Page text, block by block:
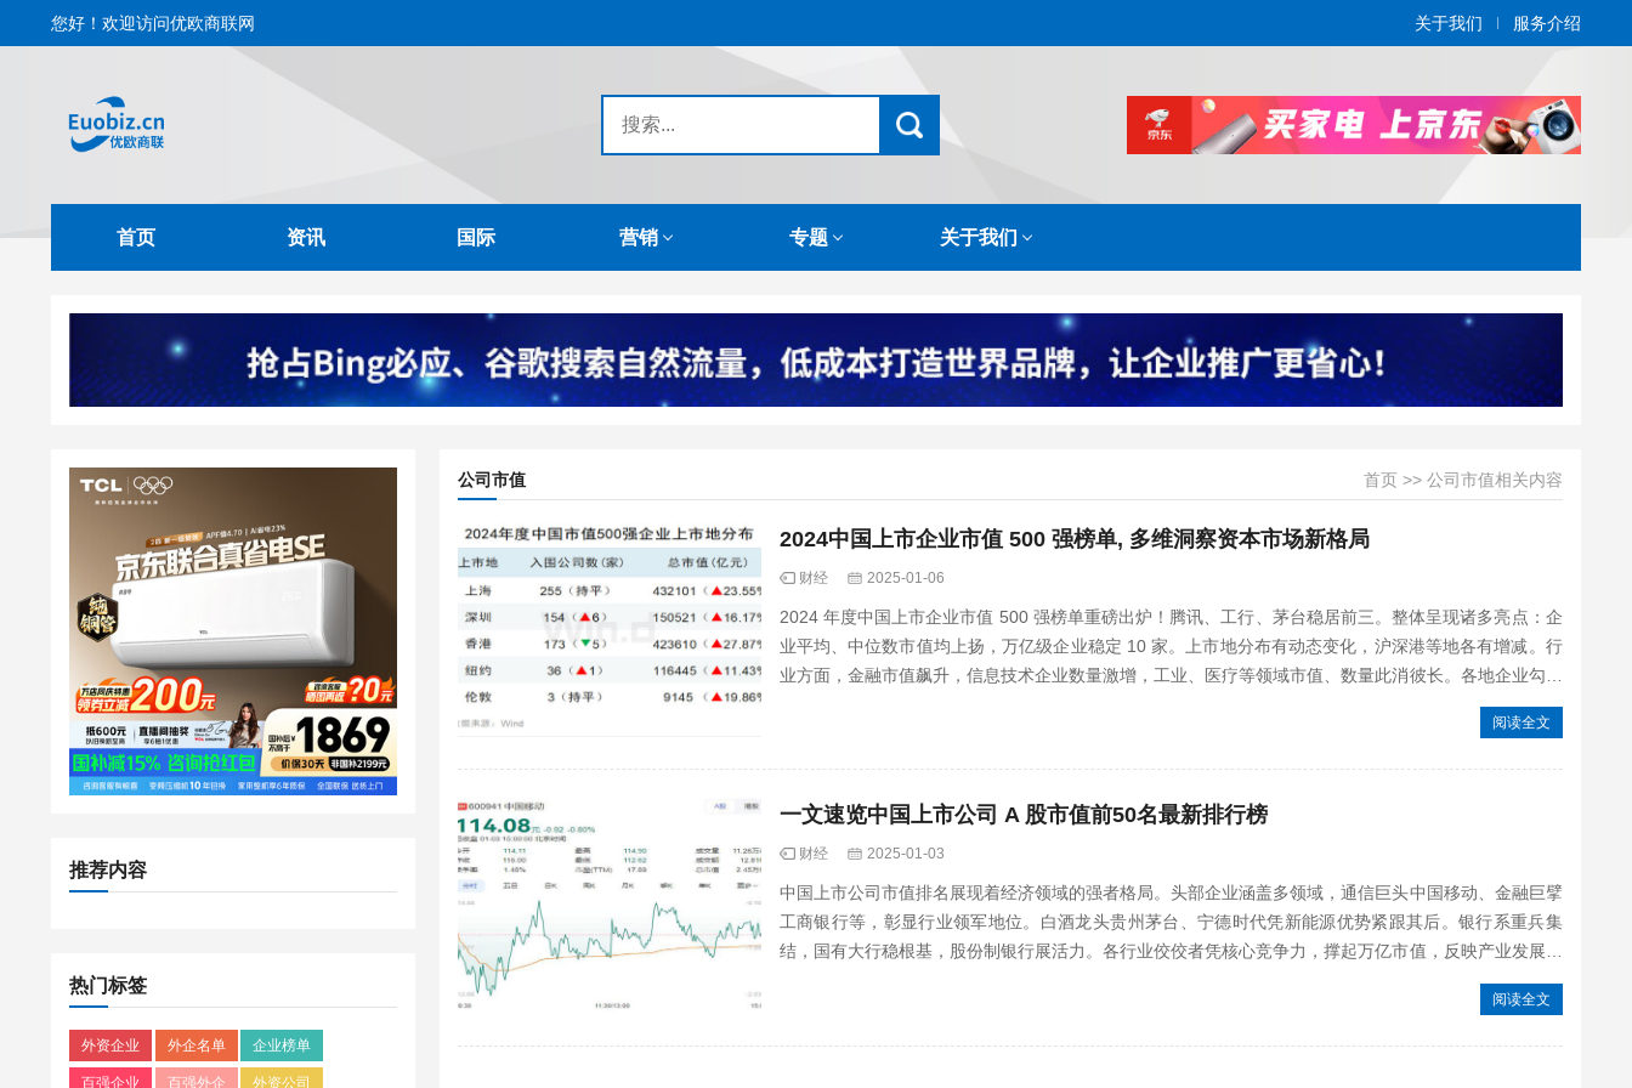
您好！欢迎访问优欧商联网 关于我们 服务介绍
首页 资讯 国际 营销 专题 关于我们
推荐内容
热门标签
外资企业 外企名单 企业榜单
百强企业 百强外企 外资公司
首页 >> 公司市值相关内容
公司市值
2024中国上市企业市值 500 强榜单, 多维洞察资本市场新格局
财经 2025-01-06
2024 年度中国上市企业市值 500 强榜单重磅出炉！腾讯、工行、茅台稳居前三。整体呈现诸多亮点：企
业平均、中位数市值均上扬，万亿级企业稳定 10 家。上市地分布有动态变化，沪深港等地各有增减。行
业方面，金融市值飙升，信息技术企业数量激增，工业、医疗等领域市值、数量此消彼长。各地企业勾勒
阅读全文
一文速览中国上市公司 A 股市值前50名最新排行榜
财经 2025-01-03
中国上市公司市值排名展现着经济领域的强者格局。头部企业涵盖多领域，通信巨头中国移动、金融巨擘
工商银行等，彰显行业领军地位。白酒龙头贵州茅台、宁德时代凭新能源优势紧跟其后。银行系重兵集
结，国有大行稳根基，股份制银行展活力。各行业佼佼者凭核心竞争力，撑起万亿市值，反映产业发展脉
阅读全文